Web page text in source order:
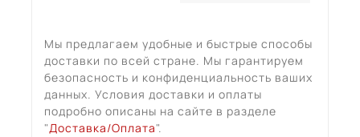
Мы предлагаем удобные и быстрые способы
доставки по всей стране. Мы гарантируем
безопасность и конфиденциальность ваших
данных. Условия доставки и оплаты
подробно описаны на сайте в разделе
"Доставка/Оплата".